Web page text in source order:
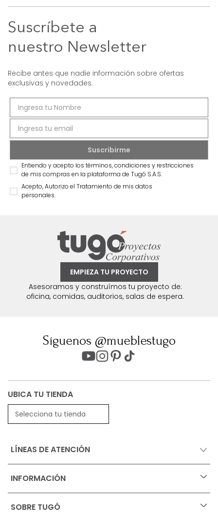
Suscríbete a
nuestro Newsletter
Recibe antes que nadie información sobre ofertas
exclusivas y novedades.
Entiendo y acepto los términos, condiciones y restricciones
de mis compras en la plataforma de Tugó S.A.S.
Acepto, Autorizo el Tratamiento de mis datos
personales.
EMPIEZA TU PROYECTO
Asesoramos y construímos tu proyecto de:
oficina, comidas, auditorios, salas de espera.
Síguenos @mueblestugo
UBICA TU TIENDA
Selecciona tu tienda
LÍNEAS DE ATENCIÓN
INFORMACIÓN +
Ofertas vigentes
SOBRE TUGÓ +